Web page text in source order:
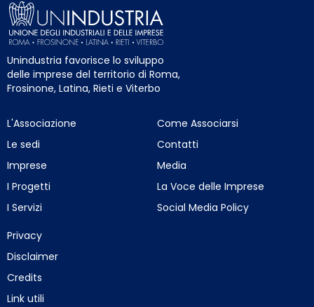
Unindustria favorisce lo sviluppo
delle imprese del territorio di Roma,
Frosinone, Latina, Rieti e Viterbo
L'Associazione
Le sedi
Imprese
I Progetti
I Servizi
Come Associarsi
Contatti
Media
La Voce delle Imprese
Social Media Policy
Privacy
Disclaimer
Credits
Link utili